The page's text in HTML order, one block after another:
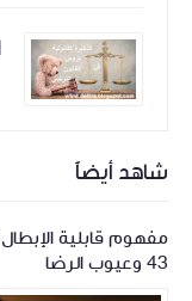
شاهد أيضاً
مفهوم قابلية
43 وعيوب الرضا